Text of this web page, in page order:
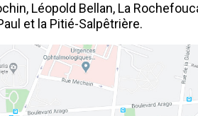
Léopold Bellan, La
et la Pitié-Salpêtrière.